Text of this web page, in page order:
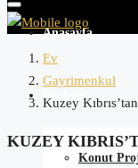
Anasayfa
Projeler
Konut
Ev
Gayrimenkul
Kuzey
KUZEY